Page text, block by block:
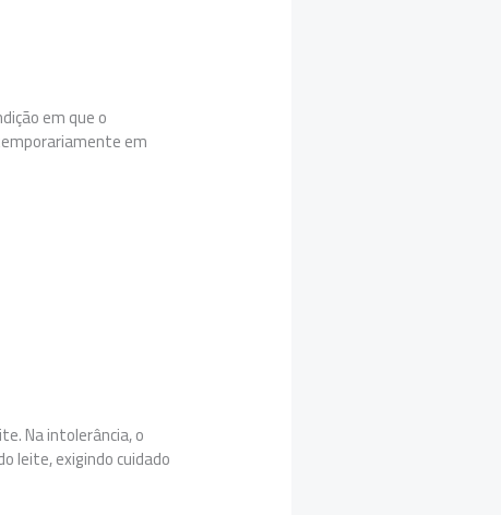
em que o
em
Na intolerância, o
leite, exigindo cuidado